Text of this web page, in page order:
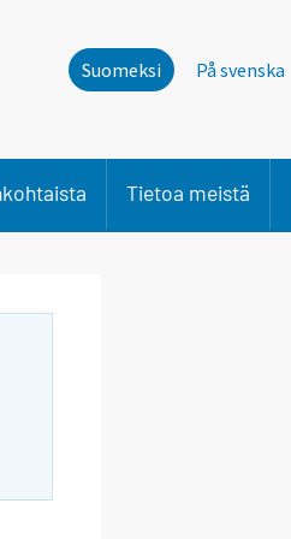
Suomeksi På svenska
Tietoa meistä